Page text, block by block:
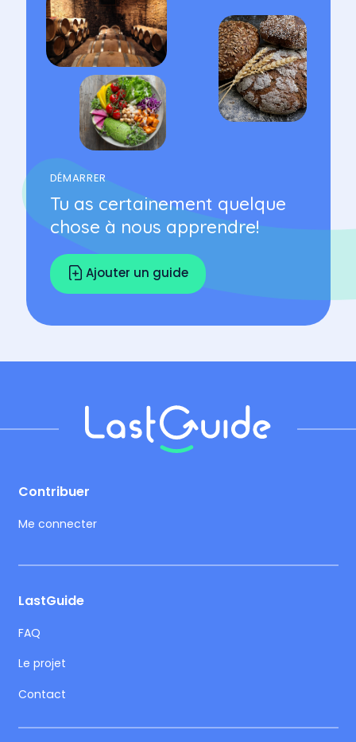
DÉMARRER
Tu as certainement quelque
chose à nous apprendre!
Ajouter un guide
Contribuer
Me connecter
LastGuide
FAQ
Le projet
Contact